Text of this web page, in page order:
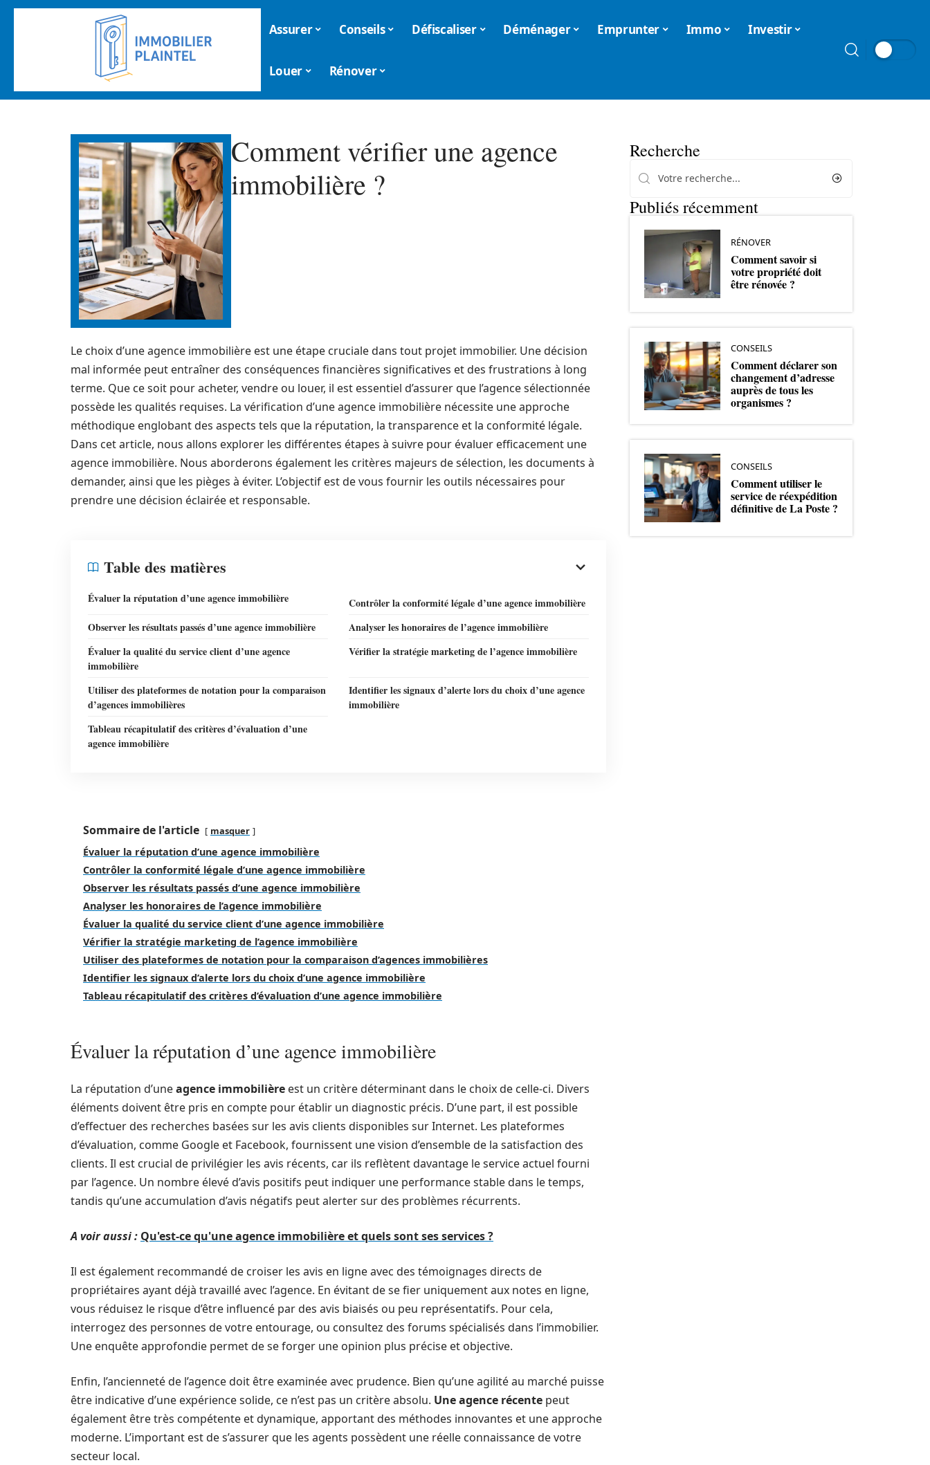
Assurer Conseils Défiscaliser Déménager Emprunter Immo Investir
Louer Rénover
Comment vérifier une agence
immobilière ?
Le choix d’une agence immobilière est une étape cruciale dans tout projet immobilier. Une décision
mal informée peut entraîner des conséquences financières significatives et des frustrations à long
terme. Que ce soit pour acheter, vendre ou louer, il est essentiel d’assurer que l’agence sélectionnée
possède les qualités requises. La vérification d’une agence immobilière nécessite une approche
méthodique englobant des aspects tels que la réputation, la transparence et la conformité légale.
Dans cet article, nous allons explorer les différentes étapes à suivre pour évaluer efficacement une
agence immobilière. Nous aborderons également les critères majeurs de sélection, les documents à
demander, ainsi que les pièges à éviter. L’objectif est de vous fournir les outils nécessaires pour
prendre une décision éclairée et responsable.
Table des matières
Évaluer la réputation d’une agence immobilière
Contrôler la conformité légale d’une agence immobilière
Observer les résultats passés d’une agence immobilière
Analyser les honoraires de l’agence immobilière
Évaluer la qualité du service client d’une agence
immobilière
Vérifier la stratégie marketing de l’agence immobilière
Utiliser des plateformes de notation pour la comparaison
d’agences immobilières
Identifier les signaux d’alerte lors du choix d’une agence
immobilière
Tableau récapitulatif des critères d’évaluation d’une
agence immobilière
Sommaire de l'article masquer
Évaluer la réputation d’une agence immobilière
Contrôler la conformité légale d’une agence immobilière
Observer les résultats passés d’une agence immobilière
Analyser les honoraires de l’agence immobilière
Évaluer la qualité du service client d’une agence immobilière
Vérifier la stratégie marketing de l’agence immobilière
Utiliser des plateformes de notation pour la comparaison d’agences immobilières
Identifier les signaux d’alerte lors du choix d’une agence immobilière
Tableau récapitulatif des critères d’évaluation d’une agence immobilière
Évaluer la réputation d’une agence immobilière
La réputation d’uneagence immobilière est un critère déterminant dans le choix de celle-ci. Divers
éléments doivent être pris en compte pour établir un diagnostic précis. D’une part, il est possible
d’effectuer des recherches basées sur les avis clients disponibles sur Internet. Les plateformes
d’évaluation, comme Google et Facebook, fournissent une vision d’ensemble de la satisfaction des
clients. Il est crucial de privilégier les avis récents, car ils reflètent davantage le service actuel fourni
par l’agence. Un nombre élevé d’avis positifs peut indiquer une performance stable dans le temps,
tandis qu’une accumulation d’avis négatifs peut alerter sur des problèmes récurrents.
A voir aussi : Qu'est-ce qu'une agence immobilière et quels sont ses services ?
Il est également recommandé de croiser les avis en ligne avec des témoignages directs de
propriétaires ayant déjà travaillé avec l’agence. En évitant de se fier uniquement aux notes en ligne,
vous réduisez le risque d’être influencé par des avis biaisés ou peu représentatifs. Pour cela,
interrogez des personnes de votre entourage, ou consultez des forums spécialisés dans l’immobilier.
Une enquête approfondie permet de se forger une opinion plus précise et objective.
Enfin, l’ancienneté de l’agence doit être examinée avec prudence. Bien qu’une agilité au marché puisse
être indicative d’une expérience solide, ce n’est pas un critère absolu. Une agence récente peut
également être très compétente et dynamique, apportant des méthodes innovantes et une approche
moderne. L’important est de s’assurer que les agents possèdent une réelle connaissance de votre
secteur local.
Recherche
Publiés récemment
RÉNOVER
Comment savoir si
votre propriété doit
être rénovée ?
CONSEILS
Comment déclarer son
changement d’adresse
auprès de tous les
organismes ?
CONSEILS
Comment utiliser le
service de réexpédition
définitive de La Poste ?